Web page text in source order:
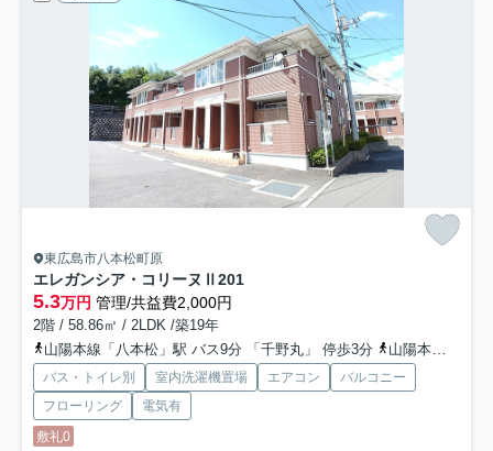
東広島市八本松町原
エレガンシア・コリーヌⅡ201
5.3万円 管理/共益費2,000円
2階 / 58.86㎡ / 2LDK /築19年
山陽本線「八本松」駅 バス9分 「千野丸」 停歩3分
山陽本線「西条」駅 徒歩65分車11分 4.9km
バス・トイレ別 室内洗濯機置場 エアコン
バルコニー
フローリング
電気有
敷礼0